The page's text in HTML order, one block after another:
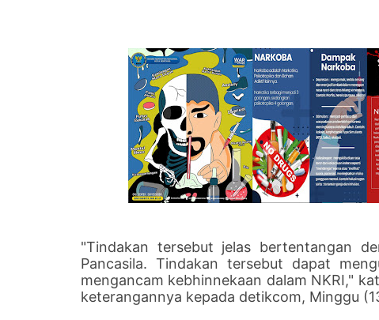
"Tindakan tersebut jelas bertentangan
Pancasila. Tindakan tersebut dapat
mengancam kebhinnekaan dalam NKRI,"
keterangannya kepada detikcom, Minggu